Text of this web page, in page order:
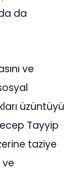
da
ve
üzüntüyü
Tayyip
taziye
ve